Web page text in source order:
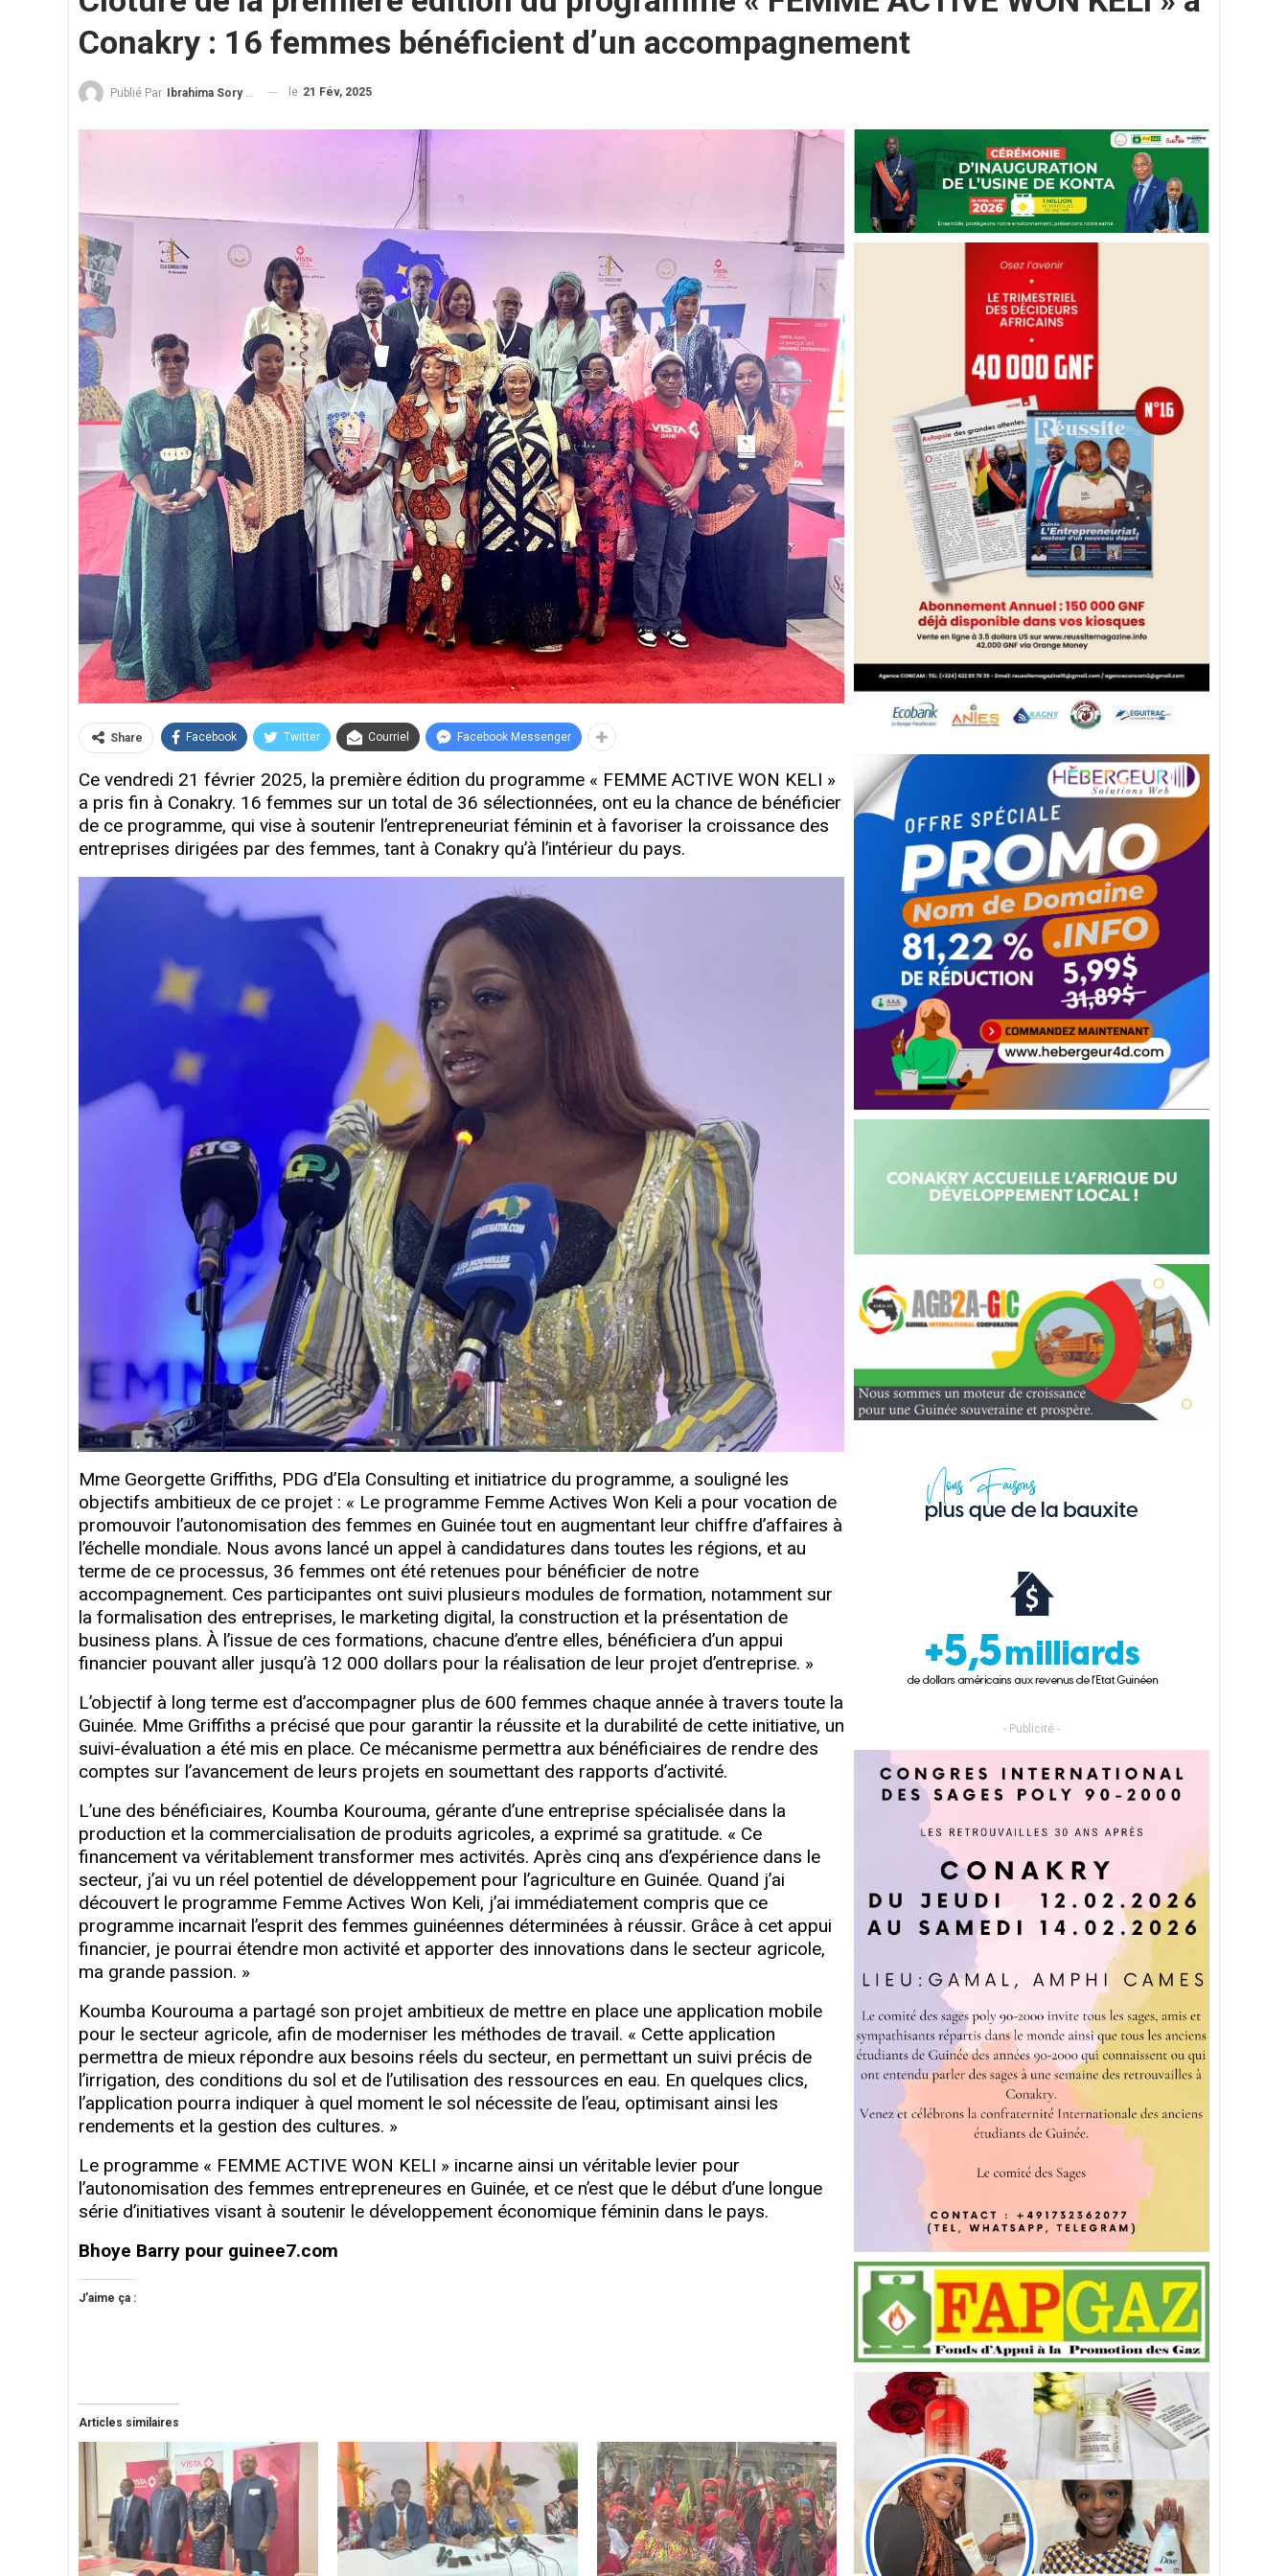
Conakry : 16 femmes bénéficient d’un accompagnement
Publié Par Ibrahima Sory Diallo le 21 Fév, 2025
Share Facebook Twitter Courriel Facebook Messenger
Ce vendredi 21 février 2025, la première édition du programme « FEMME ACTIVE WON KELI »
a pris fin à Conakry. 16 femmes sur un total de 36 sélectionnées, ont eu la chance de bénéficier
de ce programme, qui vise à soutenir l’entrepreneuriat féminin et à favoriser la croissance des
entreprises dirigées par des femmes, tant à Conakry qu’à l’intérieur du pays.
Mme Georgette Griffiths, PDG d’Ela Consulting et initiatrice du programme, a souligné les
objectifs ambitieux de ce projet : « Le programme Femme Actives Won Keli a pour vocation de
promouvoir l’autonomisation des femmes en Guinée tout en augmentant leur chiffre d’affaires à
l’échelle mondiale. Nous avons lancé un appel à candidatures dans toutes les régions, et au
terme de ce processus, 36 femmes ont été retenues pour bénéficier de notre
accompagnement. Ces participantes ont suivi plusieurs modules de formation, notamment sur
la formalisation des entreprises, le marketing digital, la construction et la présentation de
business plans. À l’issue de ces formations, chacune d’entre elles, bénéficiera d’un appui
financier pouvant aller jusqu’à 12 000 dollars pour la réalisation de leur projet d’entreprise. »
L’objectif à long terme est d’accompagner plus de 600 femmes chaque année à travers toute la
Guinée. Mme Griffiths a précisé que pour garantir la réussite et la durabilité de cette initiative, un
suivi-évaluation a été mis en place. Ce mécanisme permettra aux bénéficiaires de rendre des
comptes sur l’avancement de leurs projets en soumettant des rapports d’activité.
L’une des bénéficiaires, Koumba Kourouma, gérante d’une entreprise spécialisée dans la
production et la commercialisation de produits agricoles, a exprimé sa gratitude. « Ce
financement va véritablement transformer mes activités. Après cinq ans d’expérience dans le
secteur, j’ai vu un réel potentiel de développement pour l’agriculture en Guinée. Quand j’ai
découvert le programme Femme Actives Won Keli, j’ai immédiatement compris que ce
programme incarnait l’esprit des femmes guinéennes déterminées à réussir. Grâce à cet appui
financier, je pourrai étendre mon activité et apporter des innovations dans le secteur agricole,
ma grande passion. »
Koumba Kourouma a partagé son projet ambitieux de mettre en place une application mobile
pour le secteur agricole, afin de moderniser les méthodes de travail. « Cette application
permettra de mieux répondre aux besoins réels du secteur, en permettant un suivi précis de
l’irrigation, des conditions du sol et de l’utilisation des ressources en eau. En quelques clics,
l’application pourra indiquer à quel moment le sol nécessite de l’eau, optimisant ainsi les
rendements et la gestion des cultures. »
Le programme « FEMME ACTIVE WON KELI » incarne ainsi un véritable levier pour
l’autonomisation des femmes entrepreneures en Guinée, et ce n’est que le début d’une longue
série d’initiatives visant à soutenir le développement économique féminin dans le pays.
Bhoye Barry pour guinee7.com
J’aime ça :
Articles similaires
- Publicité -